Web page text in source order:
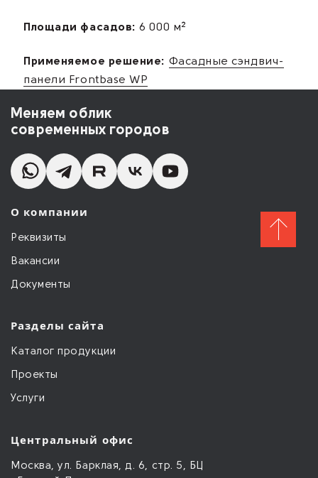
Площади фасадов: 6 000 м²
Применяемое решение: Фасадные сэндвич-
панели Frontbase WP
Меняем облик
современных городов
О компании
Реквизиты
Вакансии
Документы
Разделы сайта
Каталог продукции
Проекты
Услуги
Центральный офис
Москва, ул. Барклая, д. 6, стр. 5, БЦ